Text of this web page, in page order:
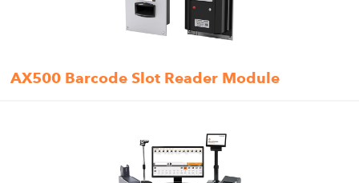
AX500 Barcode Slot Reader Module